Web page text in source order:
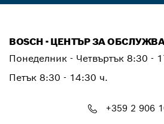
BOSCH - ЦЕНТЪР ЗА
Понеделник - Четвъртък 8:30 -
Петък 8:30 - 14:30 ч.
+359 2 906